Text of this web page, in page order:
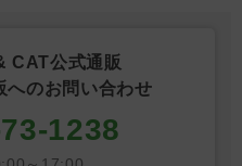
CAT公式通販
へのお問い合わせ
1238